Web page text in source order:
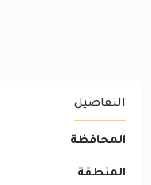
التفاصيل
المحافظة
المنطقة